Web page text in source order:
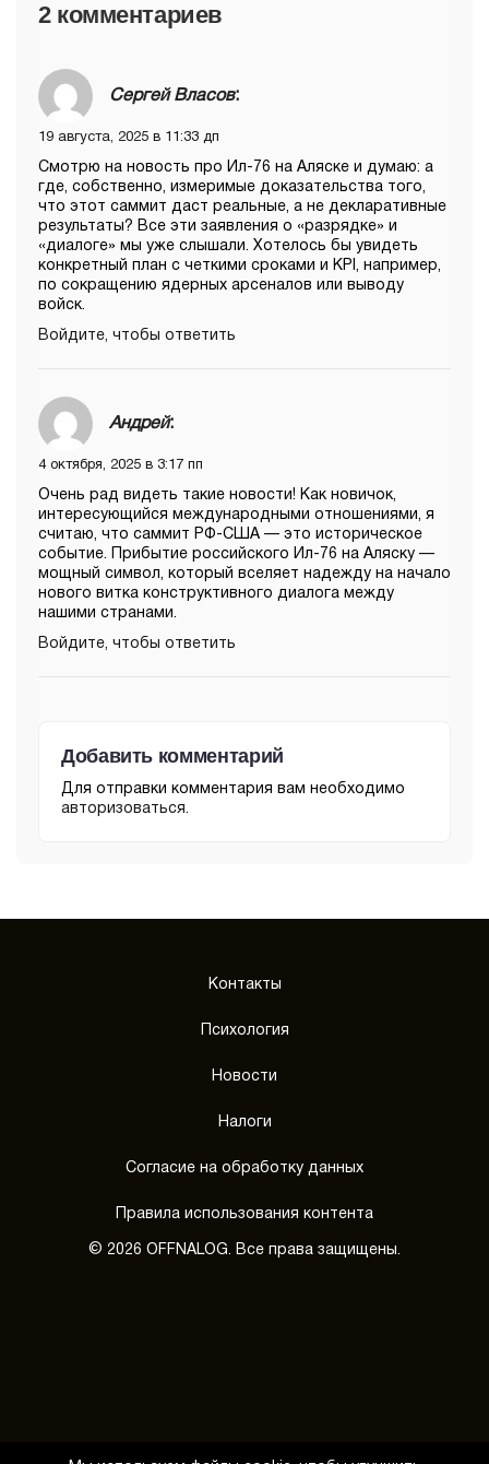
2 комментариев
Сергей Власов:
19 августа, 2025 в 11:33 дп
Смотрю на новость про Ил-76 на Аляске и думаю: а
где, собственно, измеримые доказательства того,
что этот саммит даст реальные, а не декларативные
результаты? Все эти заявления о «разрядке» и
«диалоге» мы уже слышали. Хотелось бы увидеть
конкретный план с четкими сроками и KPI, например,
по сокращению ядерных арсеналов или выводу
войск.
Войдите, чтобы ответить
Андрей:
4 октября, 2025 в 3:17 пп
Очень рад видеть такие новости! Как новичок,
интересующийся международными отношениями, я
считаю, что саммит РФ-США — это историческое
событие. Прибытие российского Ил-76 на Аляску —
мощный символ, который вселяет надежду на начало
нового витка конструктивного диалога между
нашими странами.
Войдите, чтобы ответить
Добавить комментарий
Для отправки комментария вам необходимо
авторизоваться.
Контакты
Психология
Новости
Налоги
Согласие на обработку данных
Правила использования контента
© 2026 OFFNALOG. Все права защищены.